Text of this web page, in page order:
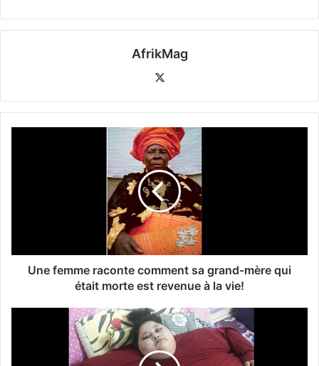
AfrikMag
Une femme raconte comment sa grand-mère qui
était morte est revenue à la vie!